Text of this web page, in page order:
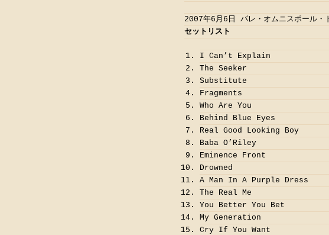
2007年6月6日 パレ・オムニスポール・
セットリスト
I Can’t Explain
The Seeker
Substitute
Fragments
Who Are You
Behind Blue Eyes
Real Good Looking Boy
Baba O’Riley
Eminence Front
Drowned
A Man In A Purple Dress
The Real Me
You Better You Bet
My Generation
Cry If You Want